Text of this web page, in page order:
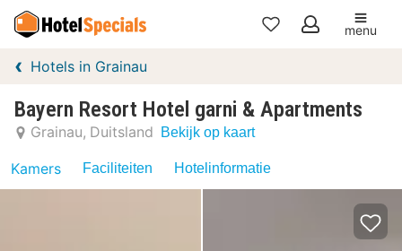
Mijn
menu
Hotels in Grainau
Bayern Resort Hotel garni & Apartments
Grainau Duitsland Bekijk op kaart
Kamers Faciliteiten Hotelinformatie